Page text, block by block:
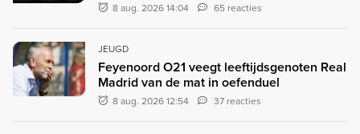
8 aug. 2026 14:04 65 reacties
JEUGD
Feyenoord O21 veegt leeftijdsgenoten Real
Madrid van de mat in oefenduel
8 aug. 2026 12:54 37 reacties